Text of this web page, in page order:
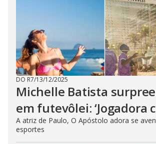
DO R7/13/12/2025
Michelle Batista
em futevôlei: ‘Jogadora
A atriz de Paulo, O Apóstolo adora se
esportes